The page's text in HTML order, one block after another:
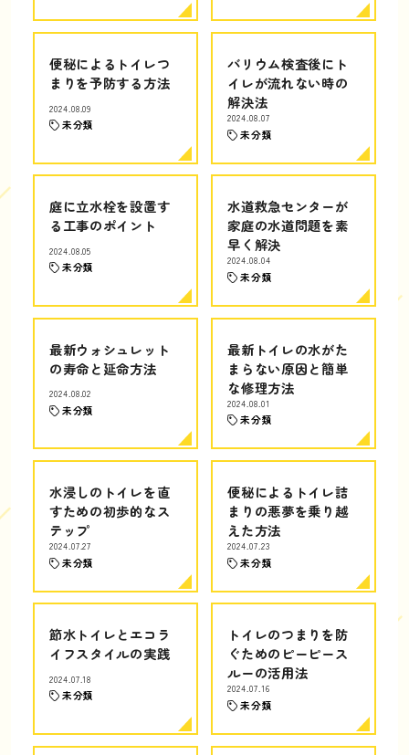
便秘によるトイレつ
まりを予防する方法
2024.08.09
未分類
バリウム検査後にト
イレが流れない時の
解決法
2024.08.07
未分類
庭に立水栓を設置す
る工事のポイント
2024.08.05
未分類
水道救急センターが
家庭の水道問題を素
早く解決
2024.08.04
未分類
最新ウォシュレット
の寿命と延命方法
2024.08.02
未分類
最新トイレの水がた
まらない原因と簡単
な修理方法
2024.08.01
未分類
水浸しのトイレを直
すための初歩的なス
テップ
2024.07.27
未分類
便秘によるトイレ詰
まりの悪夢を乗り越
えた方法
2024.07.23
未分類
節水トイレとエコラ
イフスタイルの実践
2024.07.18
未分類
トイレのつまりを防
ぐためのピーピース
ルーの活用法
2024.07.16
未分類